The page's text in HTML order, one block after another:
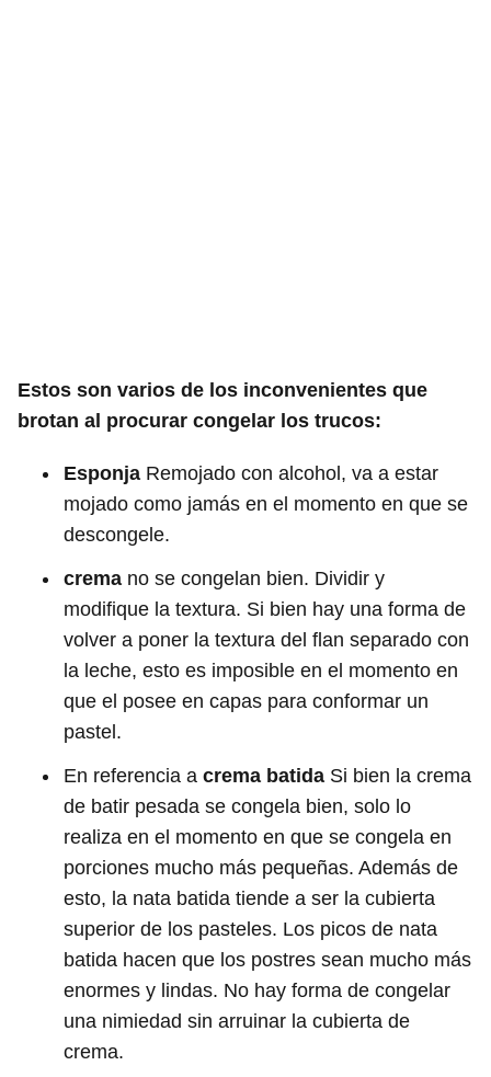
Estos son varios de los inconvenientes que
brotan al procurar congelar los trucos:
Esponja Remojado con alcohol, va a estar
mojado como jamás en el momento en que se
descongele.
crema no se congelan bien. Dividir y
modifique la textura. Si bien hay una forma de
volver a poner la textura del flan separado con
la leche, esto es imposible en el momento en
que el posee en capas para conformar un
pastel.
En referencia a crema batida Si bien la crema
de batir pesada se congela bien, solo lo
realiza en el momento en que se congela en
porciones mucho más pequeñas. Además de
esto, la nata batida tiende a ser la cubierta
superior de los pasteles. Los picos de nata
batida hacen que los postres sean mucho más
enormes y lindas. No hay forma de congelar
una nimiedad sin arruinar la cubierta de
crema.